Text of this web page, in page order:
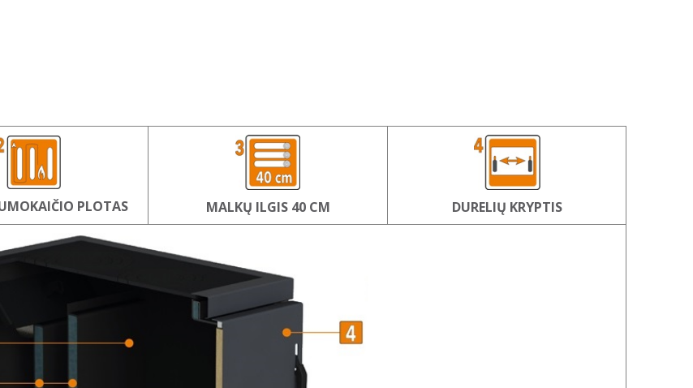
PLOTAS MALKŲ ILGIS 40 CM DURELIŲ KRYPTIS